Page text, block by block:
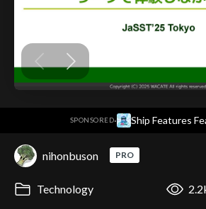
SPONSORED· Ship Features
nihonbuson PRO
Technology